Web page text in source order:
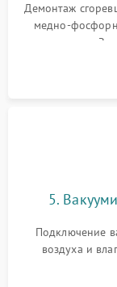
Демонтаж
медно-
осушителя.
сломанных
5.
Подключение
воздуха и
электронным